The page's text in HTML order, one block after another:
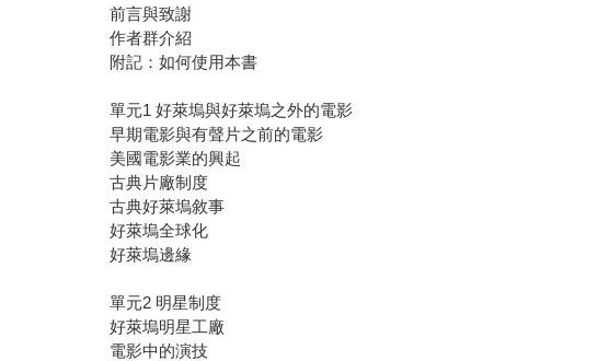
前言與致謝
作者群介紹
附記：如何使用本書
單元1 好萊塢與好萊塢之外的電影
早期電影與有聲片之前的電影
美國電影業的興起
古典片廠制度
古典好萊塢敘事
好萊塢全球化
好萊塢邊緣
單元2 明星制度
好萊塢明星工廠
電影中的演技